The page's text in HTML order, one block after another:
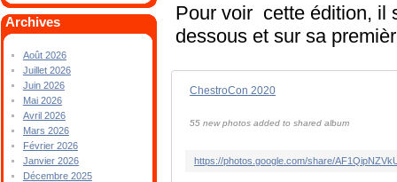
Archives
Août 2026
Juillet 2026
Juin 2026
Mai 2026
Avril 2026
Mars 2026
Février 2026
Janvier 2026
Décembre 2025
Pour voir cette édition, il
dessous et sur sa
ChestroCon 2020
55 new photos added to shared album